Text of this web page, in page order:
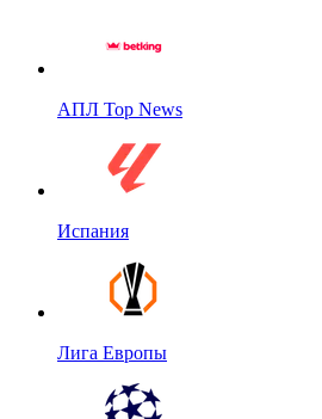
АПЛ Top News
Испания
Лига Европы